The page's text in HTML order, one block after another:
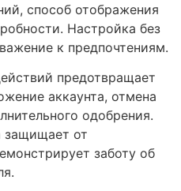
способ отображения
Настройка без
к предпочтениям.
предотвращает
аккаунта, отмена
одобрения.
защищает от
заботу об